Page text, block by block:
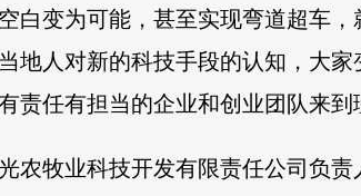
白变为可能，甚至实现弯道超车
地人对新的科技手段的认知，大
责任有担当的企业和创业团队来到
农牧业科技开发有限责任公司负